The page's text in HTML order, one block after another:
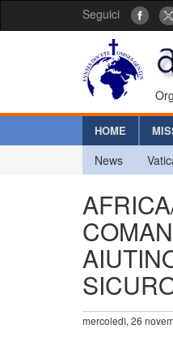
Seguici
HOME
News
mercoledì, 26